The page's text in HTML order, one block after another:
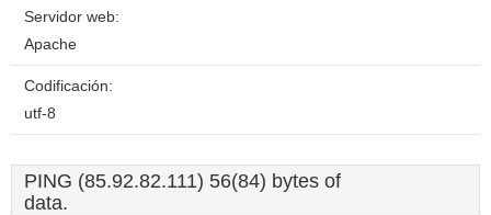
Servidor web:
Apache
Codificación:
utf-8
PING (85.92.82.111) 56(84) bytes of
data.